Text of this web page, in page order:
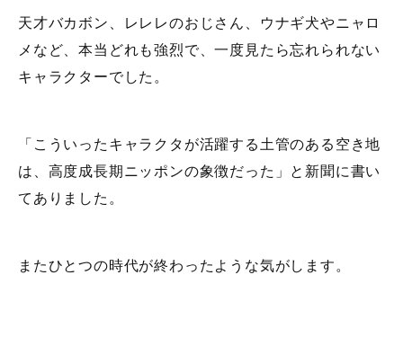
天才バカボン、レレレのおじさん、ウナギ犬やニャロ
メなど、本当どれも強烈で、一度見たら忘れられない
キャラクターでした。
「こういったキャラクタが活躍する土管のある空き地
は、高度成長期ニッポンの象徴だった」と新聞に書い
てありました。
またひとつの時代が終わったような気がします。